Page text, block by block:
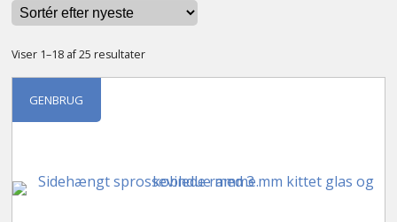
Kontakt
Viser 1–18 af 25 resultaterSorteret
GENBRUG